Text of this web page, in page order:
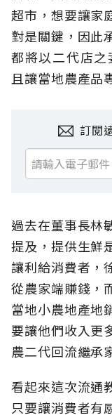
超市，想要讓家
對是關鍵，因此
都將以二代店
且讓當地農產品
訂閱
過去在董事長林
提及，提供生鮮
讓利給消費者，
從農家端賺錢，
當地小農地產地
要讓他們收入更
農二代回流繼承
看起來這次流通
只要讓消費者有